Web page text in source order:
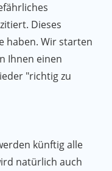
Dieses
haben. Wir starten
Ihnen einen
"richtig zu
künftig alle
natürlich auch